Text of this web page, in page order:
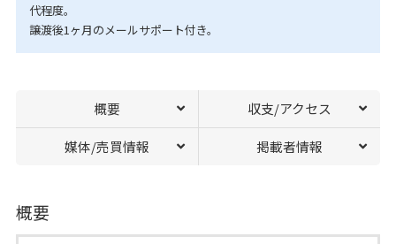
代程度。
譲渡後1ヶ月のメールサポート付き。
概要 収支/アクセス
媒体/売買情報 掲載者情報
概要